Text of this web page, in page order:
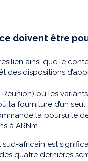
doivent être
ainsi que le
des dispositions
où les
la fourniture d’un
la poursuite
à ARNm.
africain est
quatre dernières